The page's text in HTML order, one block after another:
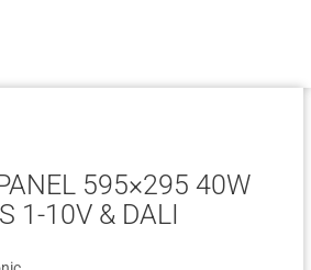
595×295 40W
1-10V & DALI